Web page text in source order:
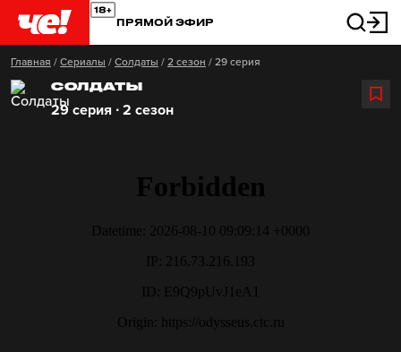
ПРЯМОЙ ЭФИР
Главная / Сериалы / Солдаты / 2 сезон / 29 серия
СОЛДАТЫ
29 серия ∙ 2 сезон